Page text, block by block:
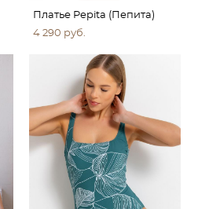
Платье Pepita (Пепита)
4 290 pуб.